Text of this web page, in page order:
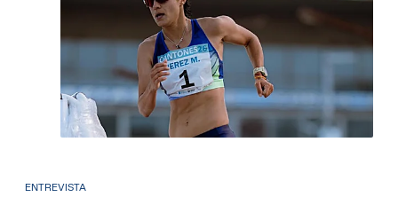
ENTREVISTA